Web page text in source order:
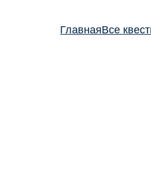
ГлавнаяВсе